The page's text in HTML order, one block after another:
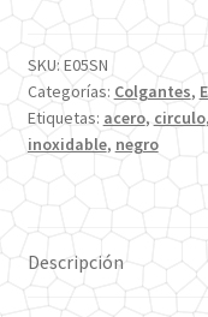
Circulo
cantidad
SKU: E05SN
Categorías: Colgantes,
Etiquetas: acero, circulo,
inoxidable, negro
Descripción